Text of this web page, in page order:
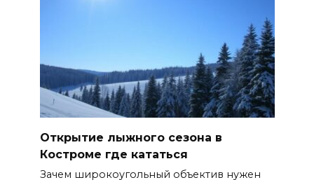
Открытие лыжного сезона в
Костроме где кататься
Зачем широкоугольный объектив нужен